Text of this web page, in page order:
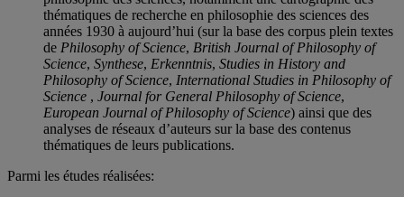
thématiques de recherche en philosophie des sciences des
années 1930 à aujourd’hui (sur la base des corpus plein textes
de Philosophy of Science, British Journal of Philosophy of
Science, Synthese, Erkenntnis, Studies in History and
Philosophy of Science, International Studies in Philosophy of
Science , Journal for General Philosophy of Science,
European Journal of Philosophy of Science) ainsi que des
analyses de réseaux d’auteurs sur la base des contenus
thématiques de leurs publications.
Parmi les études réalisées: